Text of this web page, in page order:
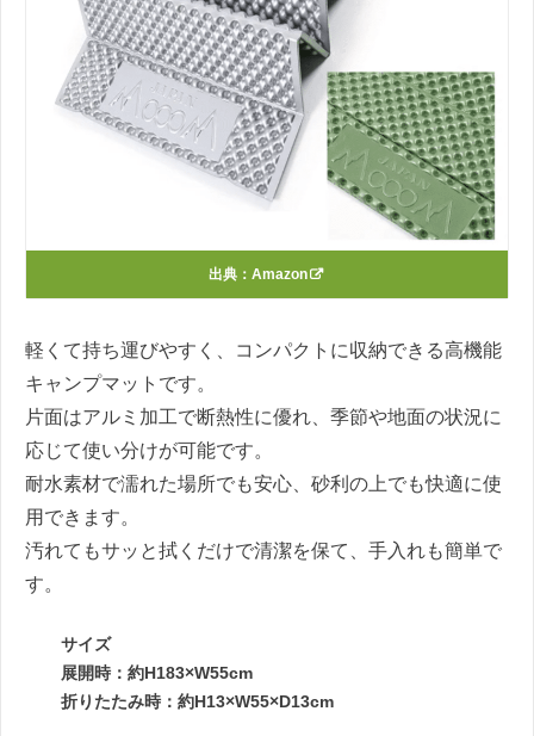
出典： Amazon
軽くて持ち運びやすく、コンパクトに収納できる高機能
キャンプマットです。
片面はアルミ加工で断熱性に優れ、季節や地面の状況に
応じて使い分けが可能です。
耐水素材で濡れた場所でも安心、砂利の上でも快適に使
用できます。
汚れてもサッと拭くだけで清潔を保て、手入れも簡単で
す。
サイズ
展開時：約H183×W55cm
折りたたみ時：約H13×W55×D13cm